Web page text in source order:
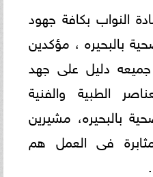
النواب بكافة جهود
بالبحيره ، مؤكدين
جميعه دليل على جهد
الطبية والفنية
بالبحيره، مشيرين
فى العمل هم